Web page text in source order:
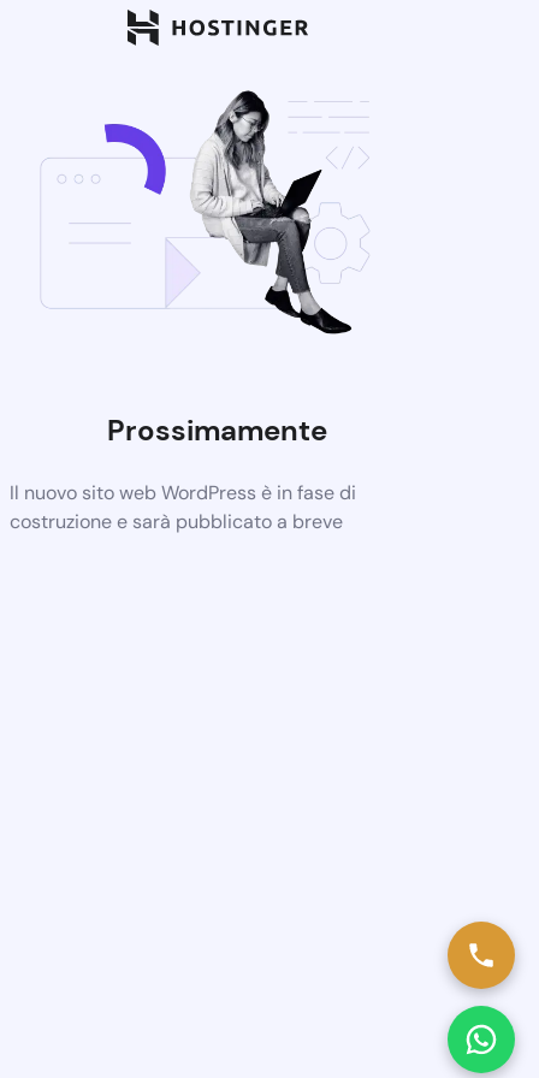
Prossimamente
Il nuovo sito web WordPress è in fase di
costruzione e sarà pubblicato a breve